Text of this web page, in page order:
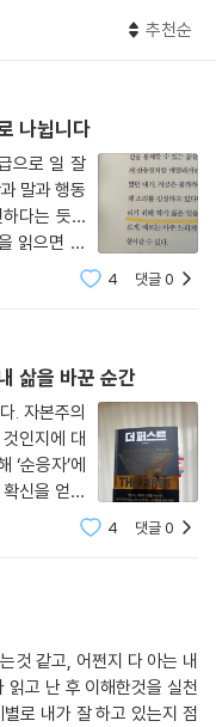
그건 다른 사람의 자본 게
한 재능, 자산, 환경의 사람
적으로 안내하며, 시장의
짚어준다.
리어 리빌딩 플랜
실전 인사이트
의 게임’ 공식
오 전략
면 대기업 임원이나 전문직
알고 있다면 자본주의를
주의는 제로섬 게임이 아니
한의 게임이다.” 지금 당신
서 벗어나 무한의 부를 선
아라
추천순
나뉩니다
으로 일 잘
말과 행동
하다는 듯…
읽으면 현
게 되고나
중해야하
4 댓글0
삶을 바꾼 순간
. 자본주의
인지에 대
순응자’에
신을 얻었
시작하게
시작이 되
4 댓글0
것 같고, 어쩐지 다 아는 내
읽고 난 후 이해한것을 실천
로 내가 잘 하고 있는지 점